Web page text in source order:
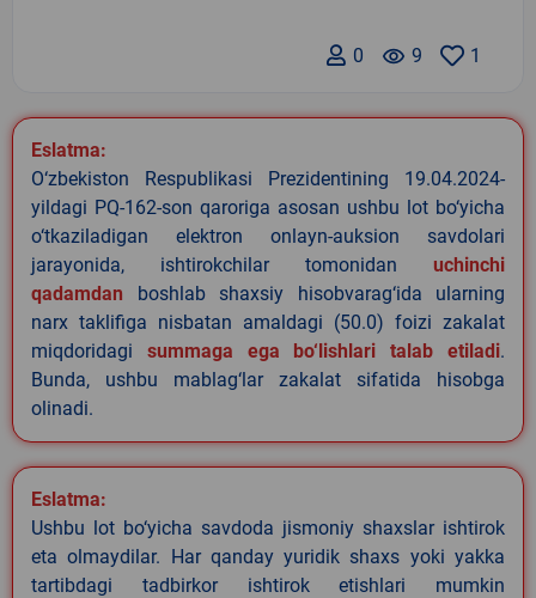
1
remove_red_eye 9
0
Eslatma:
O‘zbekiston Respublikasi Prezidentining 19.04.2024-
yildagi PQ-162-son qaroriga asosan ushbu lot bo‘yicha
o‘tkaziladigan elektron onlayn-auksion savdolari
jarayonida, ishtirokchilar tomonidan uchinchi
qadamdan boshlab shaxsiy hisobvarag‘ida ularning
narx taklifiga nisbatan amaldagi (50.0) foizi zakalat
miqdoridagi summaga ega bo‘lishlari talab etiladi.
Bunda, ushbu mablag‘lar zakalat sifatida hisobga
olinadi.
Eslatma:
Ushbu lot bo‘yicha savdoda jismoniy shaxslar ishtirok
eta olmaydilar. Har qanday yuridik shaxs yoki yakka
tartibdagi tadbirkor ishtirok etishlari mumkin